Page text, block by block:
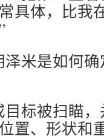
具体，比我
米是如何
目标被扫瞄
置、形状和